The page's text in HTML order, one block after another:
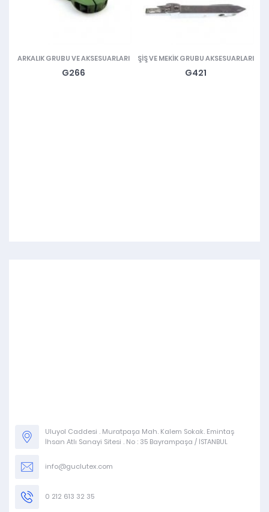
ARKALIK GRUBU VE AKSESUARLARI
G266
ŞIŞ VE MEKIK GRUBU AKSESUARLARI
G421
Uluyol Caddesi . Muratpaşa Mah. Kalem Sokak. Emintaş
İhsan Atlı Sanayi Sitesi . No : 35 Bayrampaşa / İSTANBUL
info@guclutex.com
0 212 613 32 35